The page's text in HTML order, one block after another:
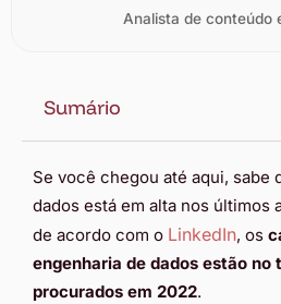
Se você chegou até aqui, sabe
dados está em alta nos últimos
de acordo com o LinkedIn, os
engenharia de dados estão no
procurados em 2022.
Analista de conteúdo
Sumário